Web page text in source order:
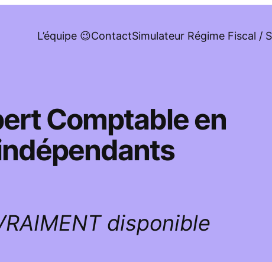
L’équipe 😉ContactSimulateur Régime Fiscal /
Comptable en
disponible